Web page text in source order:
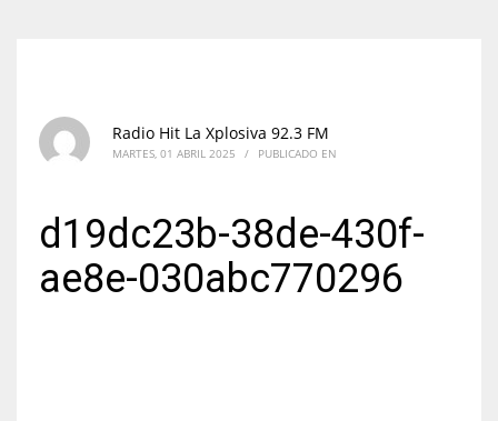
Radio Hit La Xplosiva 92.3 FM
MARTES, 01 ABRIL 2025 / PUBLICADO EN
d19dc23b-38de-430f-
ae8e-030abc770296